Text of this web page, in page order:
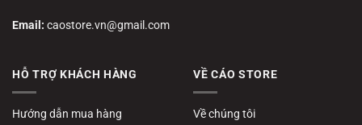
Email: caostore.vn@gmail.com
HỖ TRỢ KHÁCH HÀNG
Hướng dẫn mua hàng
VỀ CÁO STORE
Về chúng tôi